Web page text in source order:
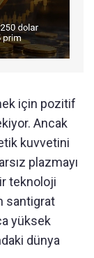
için pozitif
Ancak
kuvvetini
plazmayı
teknoloji
santigrat
yüksek
dünya